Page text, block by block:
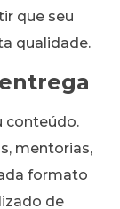
que seu
qualidade.
conteúdo.
mentorias,
formato
de